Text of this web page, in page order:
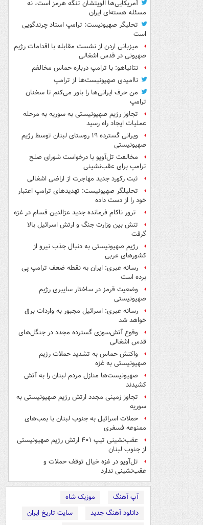
آمریکایی‌ها الویتشان تنگه هرمز است، نه
مسئله هسته‌ای ایران
تحلیگر صهیونیست: ترامپ استاد چرندگویی
است
میزبانی اردن از نشست مقابله با اقدامات رژیم
صهیونی در قدس اشغالی
نتانیاهو: با ترامپ درباره حماس مخالفم
ناامیدی صهیونیست‌ها از ترامپ
من حرف ایرانی‌ها را باور می‌کنم تا سخنان
ترامپ
تجاوز رژیم صهیونیستی به سوریه به مرحله
عملیات ایجاد راه رسید
ویرانی گسترده ۱۹ روستای لبنان توسط رژیم
صهیونیستی
مخالفت تل‌آویو با درخواست شورای صلح
ترامپ برای عقب‌نشینی
ثبت رکورد جدید مهاجرت از اراضی اشغالی
تحلیلگر صهیونیست: تهدیدهای ترامپ اعتبار
خود را از دست داده
ترور ناکام فرمانده جدید عزالدین قسام در غزه
تنش بین وزارت جنگ و ارتش اسرائیل بالا
گرفت
رژیم صهیونیستی به دنبال جذب نیرو از
کشورهای عربی
رسانه عبری: ایران به نقطه ضعف ترامپ پی
برده است
وضعیت قرمز در ساختار سایبری رژیم
صهیونیستی
رسانه عبری: اسرائیل مجبور به واردات برق
خواهد شد
وقوع آتش‌سوزی گسترده مجدد در جنگل‌های
قدس اشغالی
واکنش حماس به تشدید حملات رژیم
صهیونیستی به غزه
صهیونیست‌ها منازل مردم لبنان را به ‌آتش
کشیدند
تجاوز زمینی مجدد ارتش رژیم صهیونیستی به
سوریه
حملات اسرائیل به جنوب لبنان با بمب‌های
ممنوعه فسفری
عقب‌نشینی تیپ ۴۰۱ ارتش رژیم صهیونیستی
از جنوب لبنان
تل‌آویو در غزه خیال توقف حملات و
عقب‌نشینی ندارد
آپ آهنگ
موزیک شاه
دانلود آهنگ جدید
سایت تاریخ ایران